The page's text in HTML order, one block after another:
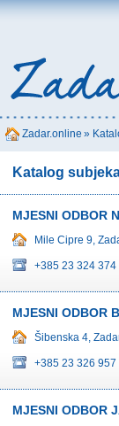
Zadar.online »
Katalog
MJESNI ODBOR
Mile Cipre 9,
+385 23 324 374
MJESNI ODBOR
Šibenska 4,
+385 23 326 957
MJESNI ODBOR